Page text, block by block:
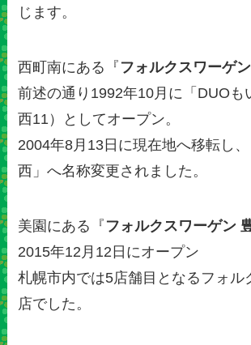
じます。
西町南にある『 フォルクスワーゲ
前述の通り1992年10月に「DUOも
西11）としてオープン。
2004年8月13日に現在地へ移転し
西」へ名称変更されました。
美園にある『 フォルクスワーゲン
2015年12月12日にオープン
札幌市内では5店舗目となるフォル
店でした。